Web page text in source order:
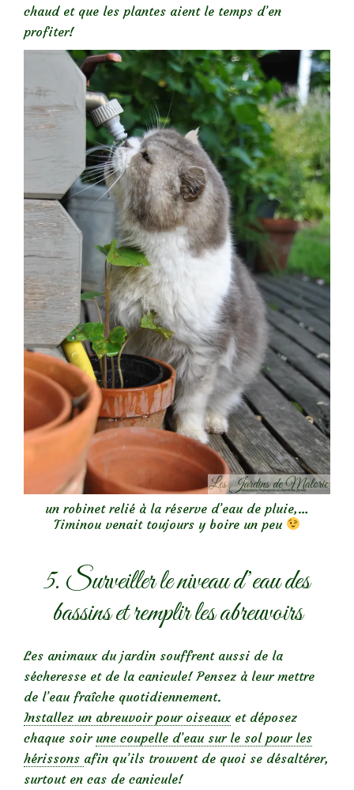
chaud et que les plantes aient le temps d’en
profiter!
un robinet relié à la réserve d’eau de pluie,…
Timinou venait toujours y boire un peu
5. Surveiller le niveau d’eau des
bassins et remplir les abreuvoirs
Les animaux du jardin souffrent aussi de la
sécheresse et de la canicule! Pensez à leur mettre
de l’eau fraîche quotidiennement.
Installez un abreuvoir pour oiseauxet déposez
chaque soir une coupelle d’eau sur le sol pour les
hérissons afin qu’ils trouvent de quoi se désaltérer,
surtout en cas de canicule!